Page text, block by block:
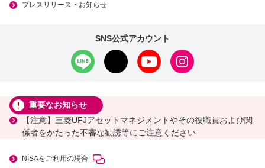
プレスリリース・お知らせ
SNS公式アカウント
重要なお知らせ
【注意】三菱UFJアセットマネジメントやその役職員および関
係者をかたった不審な勧誘等にご注意ください
NISAをご利用の場合